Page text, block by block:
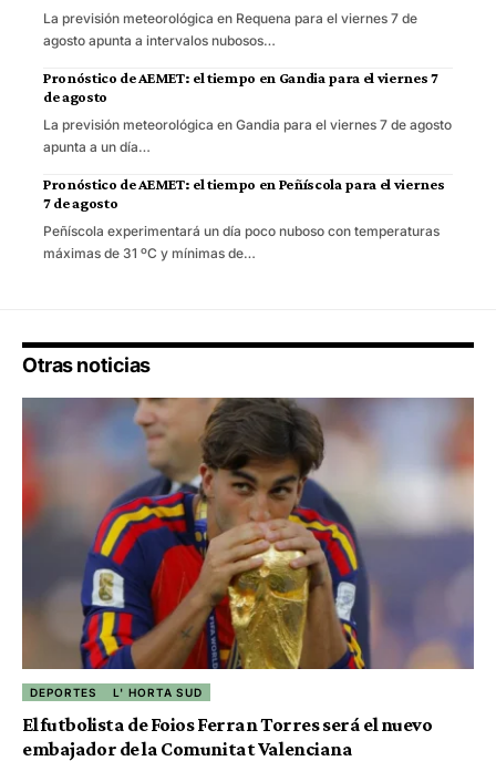
La previsión meteorológica en Requena para el viernes 7 de
agosto apunta a intervalos nubosos…
Pronóstico de AEMET: el tiempo en Gandia para el viernes 7
de agosto
La previsión meteorológica en Gandia para el viernes 7 de agosto
apunta a un día…
Pronóstico de AEMET: el tiempo en Peñíscola para el viernes
7 de agosto
Peñíscola experimentará un día poco nuboso con temperaturas
máximas de 31 ºC y mínimas de…
Otras noticias
DEPORTES L' HORTA SUD
El futbolista de Foios Ferran Torres será el nuevo
embajador de la Comunitat Valenciana